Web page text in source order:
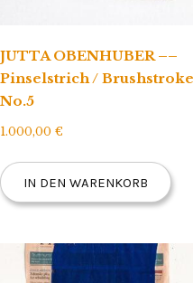
JUTTA OBENHUBER ––
Pinselstrich / Brushstroke
No.5
1.000,00 €
IN DEN WARENKORB